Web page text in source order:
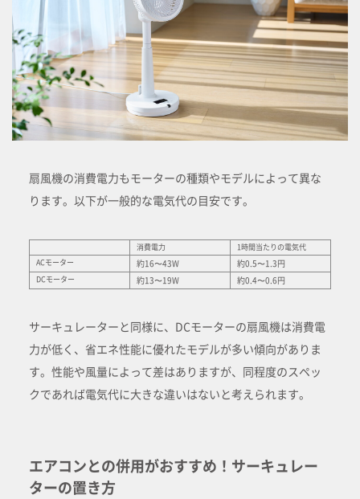
扇風機の消費電力もモーターの種類やモデルによって異な
ります。以下が一般的な電気代の目安です。
消費電力
1時間当たりの電気代
ACモーター
約16〜43W 約0.5〜1.3円
DCモーター 約13〜19W 約0.4〜0.6円
サーキュレーターと同様に、DCモーターの扇風機は消費電
力が低く、省エネ性能に優れたモデルが多い傾向がありま
す。性能や風量によって差はありますが、同程度のスペッ
クであれば電気代に大きな違いはないと考えられます。
エアコンとの併用がおすすめ！サーキュレー
ターの置き方